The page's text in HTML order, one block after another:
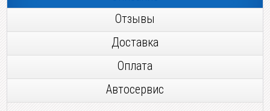
Отзывы
Доставка
Оплата
Автосервис